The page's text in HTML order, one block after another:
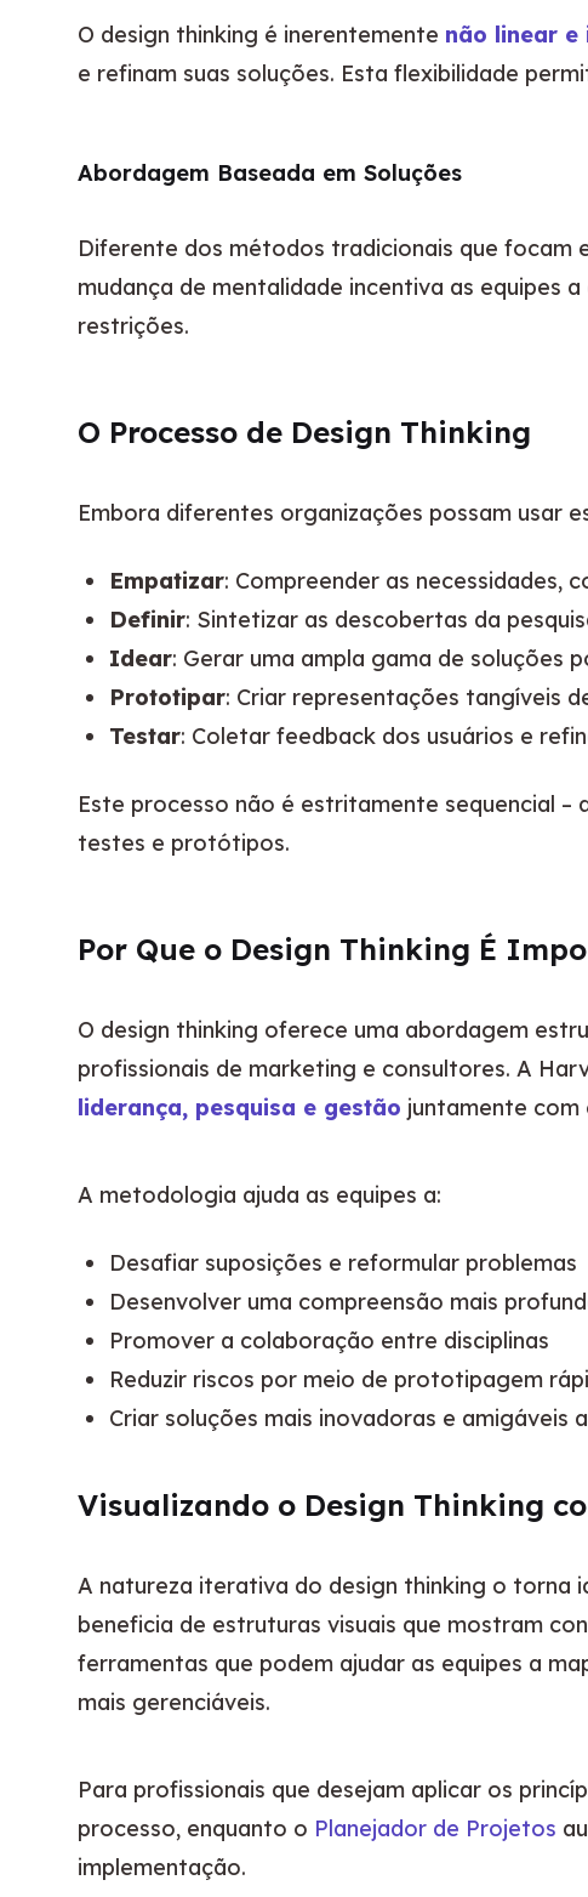
O design thinking é inerentemente não linear
e refinam suas soluções. Esta flexibilidade
Abordagem Baseada em Soluções
Diferente dos métodos tradicionais que focam
mudança de mentalidade incentiva as equipes
restrições.
O Processo de Design Thinking
Embora diferentes organizações possam usar
Empatizar: Compreender as
Definir: Sintetizar as descobertas da
Idear: Gerar uma ampla gama de soluções
Prototipar: Criar representações tangíveis
Testar: Coletar feedback dos usuários e
Este processo não é estritamente sequencial
testes e protótipos.
Por Que o Design Thinking É
O design thinking oferece uma abordagem
profissionais de marketing e consultores. A
liderança, pesquisa e gestão juntamente com
A metodologia ajuda as equipes a:
Desafiar suposições e reformular problemas
Desenvolver uma compreensão mais
Promover a colaboração entre disciplinas
Reduzir riscos por meio de prototipagem
Criar soluções mais inovadoras e amigáveis
Visualizando o Design Thinking
A natureza iterativa do design thinking o torna
beneficia de estruturas visuais que mostram
ferramentas que podem ajudar as equipes a
mais gerenciáveis.
Para profissionais que desejam aplicar os
processo, enquanto o Planejador de Projetos
implementação.